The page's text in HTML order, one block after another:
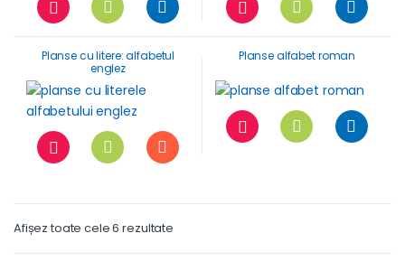
Planse cu litere: alfabetul
englez
Planse alfabet roman
Afișez toate cele 6 rezultate